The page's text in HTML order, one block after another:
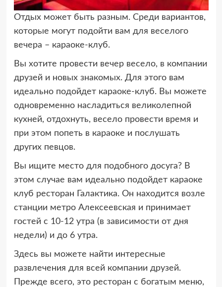
Отдых может быть разным. Среди вариантов,
которые могут подойти вам для веселого
вечера – караоке-клуб.
Вы хотите провести вечер весело, в компании
друзей и новых знакомых. Для этого вам
идеально подойдет караоке-клуб. Вы можете
одновременно насладиться великолепной
кухней, отдохнуть, весело провести время и
при этом попеть в караоке и послушать
других певцов.
Вы ищите место для подобного досуга? В
этом случае вам идеально подойдет караоке
клуб ресторан Галактика. Он находится возле
станции метро Алексеевская и принимает
гостей с 10-12 утра (в зависимости от дня
недели) и до 6 утра.
Здесь вы можете найти интересные
развлечения для всей компании друзей.
Прежде всего, это ресторан с богатым меню,